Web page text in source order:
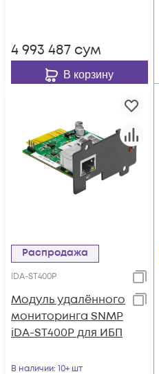
4 993 487 сум
В корзину
Распродажа
iDA-ST400P
Модуль удалённого
мониторинга SNMP
iDA-ST400P для ИБП
В наличии: 10+ шт